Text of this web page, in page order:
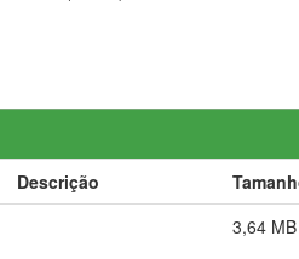
Descrição
3,64 MB